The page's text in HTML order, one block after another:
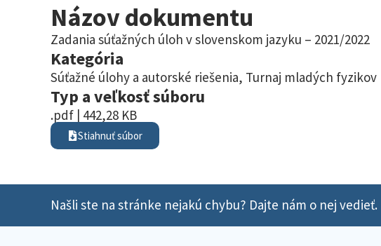
Názov dokumentu
Zadania súťažných úloh v slovenskom jazyku – 2021/2022
Kategória
Súťažné úlohy a autorské riešenia, Turnaj mladých fyzikov
Typ a veľkosť súboru
.pdf | 442,28 KB
Stiahnuť súbor
Našli ste na stránke nejakú chybu? Dajte nám o nej vedieť.